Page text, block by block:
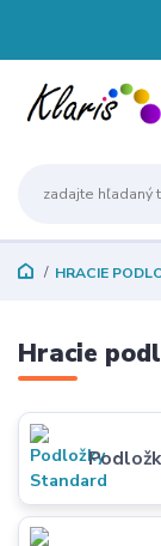
HRACIE
Hracie